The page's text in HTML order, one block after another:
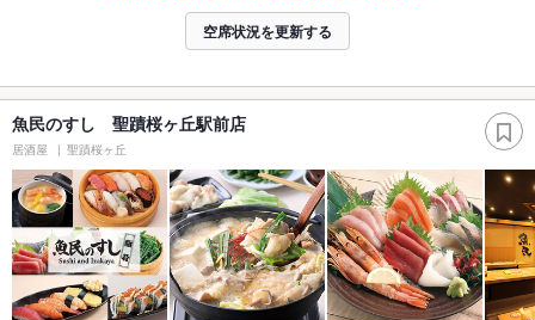
空席状況を更新する
魚民のすし 聖蹟桜ヶ丘駅前店
居酒屋 聖蹟桜ヶ丘